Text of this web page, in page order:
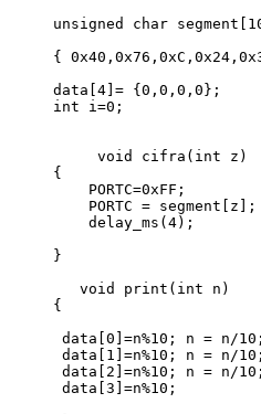
unsigned char
{
data[4]= {0,0,0,0};
int i=0;
void cifra(int z)
{
PORTC=0xFF;
PORTC = segment[z];
delay_ms(4);
}
void print(int n)
{
data[0]=n%10; n = n/
data[1]=n%10; n =
data[2]=n%10; n =
data[3]=n%10;